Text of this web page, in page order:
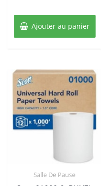
Ajouter au panier
Salle De Pause